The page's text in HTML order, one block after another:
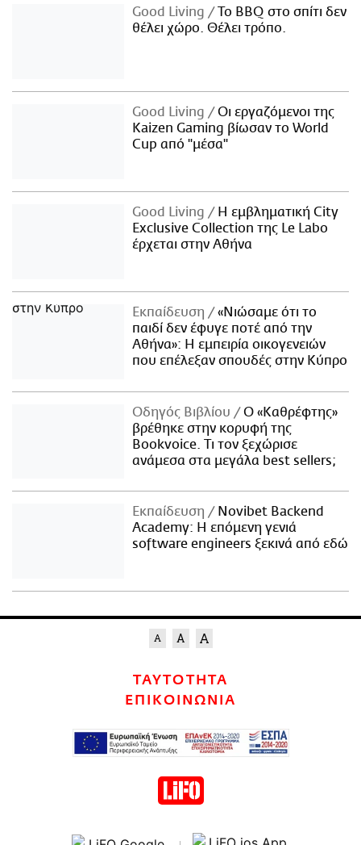
Good Living
Το BBQ στο σπίτι δεν
θέλει χώρο. Θέλει τρόπο.
Good Living
Οι εργαζόμενοι της
Kaizen Gaming βίωσαν το World
Cup από "μέσα"
Good Living
Η εμβληματική City
Exclusive Collection της Le Labo
έρχεται στην Αθήνα
Εκπαίδευση
«Νιώσαμε ότι το
παιδί δεν έφυγε ποτέ από την
Αθήνα»: Η εμπειρία οικογενειών
που επέλεξαν σπουδές στην Κύπρο
Οδηγός Βιβλίου
Ο «Καθρέφτης»
βρέθηκε στην κορυφή της
Bookvoice. Τι τον ξεχώρισε
ανάμεσα στα μεγάλα best sellers;
Εκπαίδευση
Novibet Backend
Academy: Η επόμενη γενιά
software engineers ξεκινά από εδώ
ΤΑΥΤΟΤΗΤΑ
ΕΠΙΚΟΙΝΩΝΙΑ